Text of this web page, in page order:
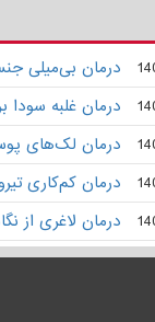
درمان بی‌میلی
درمان غلبه سودا
درمان لک‌های
درمان کم‌کاری
درمان لاغری از